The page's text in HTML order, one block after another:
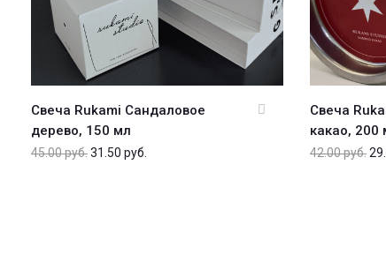
Свеча Rukami Сандаловое
дерево, 150 мл
45.00руб.31.50 руб.
Свеча
какао, 200
42.00руб.